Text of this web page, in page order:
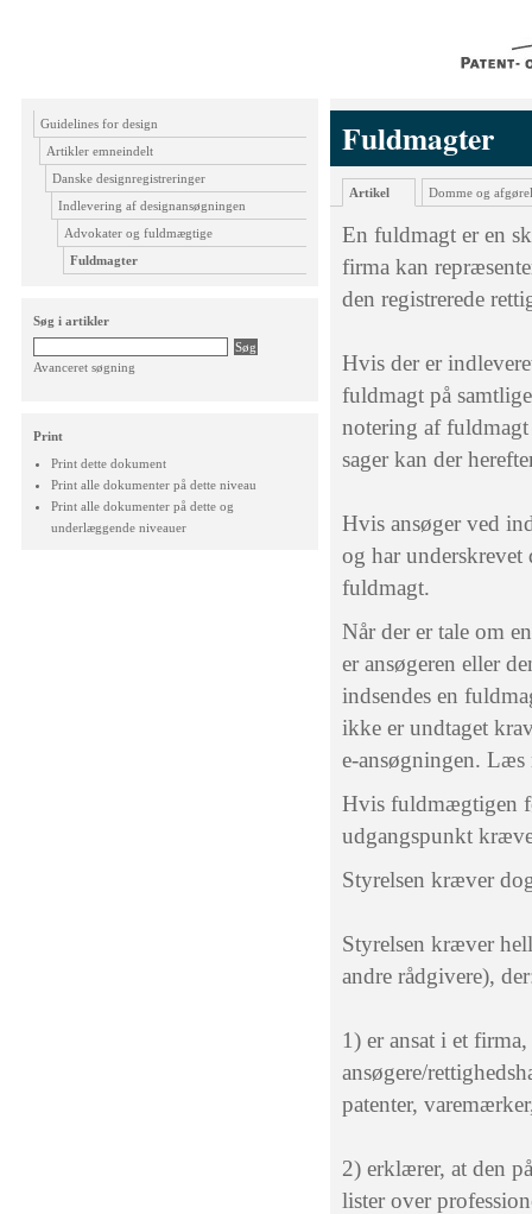
Guidelines for design
Artikler emneindelt
Danske designregistreringer
Indlevering af designansøgningen
Advokater og fuldmægtige
Fuldmagter
Søg i artikler
Avanceret søgning
Print
Print dette dokument
Print alle dokumenter på dette niveau
Print alle dokumenter på dette og
underlæggende niveauer
Fuldmagter
Artikel Domme og
En fuldmagt er en
firma kan
den registrerede
Hvis der er
fuldmagt på
notering af fuldmagt
sager kan der
Hvis ansøger ved
og har underskrevet
fuldmagt.
Når der er tale om
er ansøgeren eller
indsendes en
ikke er undtaget
e-ansøgningen.
Hvis fuldmægtigen
udgangspunkt
Styrelsen kræver
Styrelsen kræver
andre rådgivere),
1) er ansat i et
ansøgere/
patenter,
2) erklærer, at den
lister over